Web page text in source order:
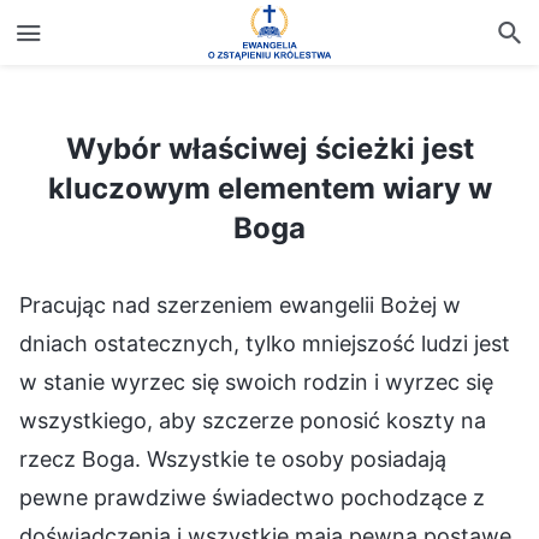
Wybór właściwej ścieżki jest
kluczowym elementem wiary w
Boga
Pracując nad szerzeniem ewangelii Bożej w
dniach ostatecznych, tylko mniejszość ludzi jest
w stanie wyrzec się swoich rodzin i wyrzec się
wszystkiego, aby szczerze ponosić koszty na
rzecz Boga. Wszystkie te osoby posiadają
pewne prawdziwe świadectwo pochodzące z